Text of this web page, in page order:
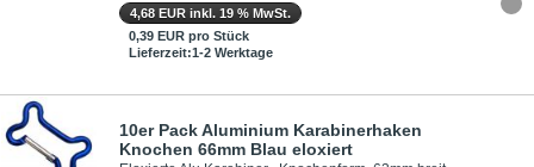
4,68 EUR inkl. 19 % MwSt.
0,39 EUR pro Stück
Lieferzeit:1-2 Werktage
10er Pack Aluminium Karabinerhaken
Knochen 66mm Blau eloxiert